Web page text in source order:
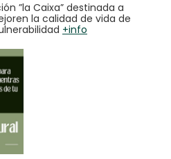
”la Caixa” destinada a
la calidad de vida de
+info